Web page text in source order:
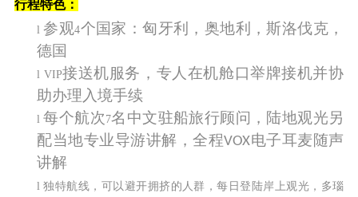
行程特色：
l参观4个国家：匈牙利，奥地利，斯洛伐克，
德国
l VIP接送机服务，专人在机舱口举牌接机并协
助办理入境手续
l每个航次 7名中文驻船旅行顾问，陆地观光另
配当地专业导游讲解，全程VOX电子耳麦随声
讲解
l独特航线，可以避开拥挤的人群，每日登陆岸上观光，多瑙